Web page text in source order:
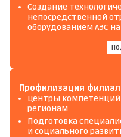
Создание
непосредственной
оборудованием АЭС
Профилизация
Центры
регионам
Подготовка
и социального